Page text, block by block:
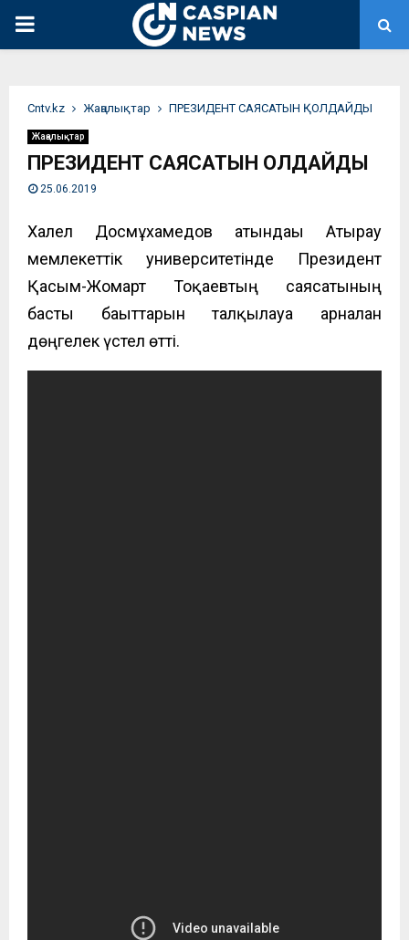
PRIMARY
Сntv.kz Жаңалықтар ПРЕЗИДЕНТ САЯСАТЫН ҚОЛДАЙДЫ
Жаңалықтар
ПРЕЗИДЕНТ САЯСАТЫН ҚОЛДАЙДЫ
25.06.2019
Халел Досмұхамедов атындағы Атырау
мемлекеттік университетінде Президент
Қасым-Жомарт Тоқаевтың саясатының
басты бағыттарын талқылауға арналған
дөңгелек үстел өтті.